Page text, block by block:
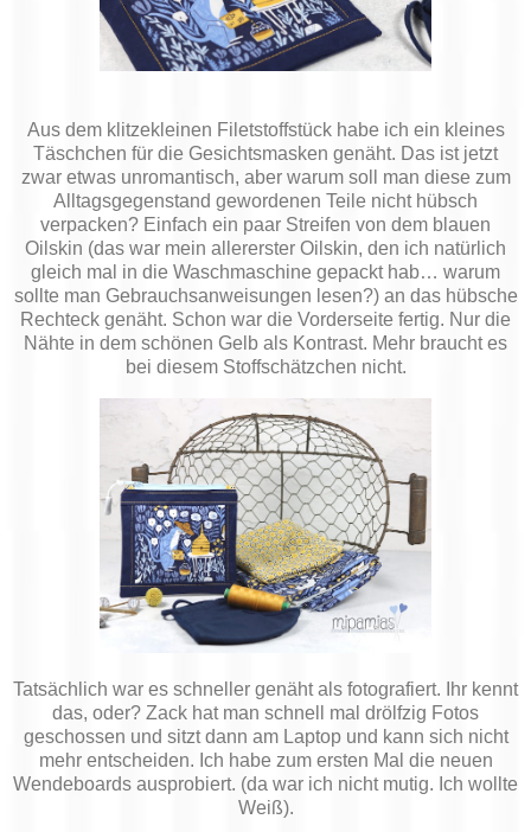
Aus dem klitzekleinen Filetstoffstück habe ich ein kleines
Täschchen für die Gesichtsmasken genäht. Das ist jetzt
zwar etwas unromantisch, aber warum soll man diese zum
Alltagsgegenstand gewordenen Teile nicht hübsch
verpacken? Einfach ein paar Streifen von dem blauen
Oilskin (das war mein allererster Oilskin, den ich natürlich
gleich mal in die Waschmaschine gepackt hab… warum
sollte man Gebrauchsanweisungen lesen?) an das hübsche
Rechteck genäht. Schon war die Vorderseite fertig. Nur die
Nähte in dem schönen Gelb als Kontrast. Mehr braucht es
bei diesem Stoffschätzchen nicht.
Tatsächlich war es schneller genäht als fotografiert. Ihr kennt
das, oder? Zack hat man schnell mal drölfzig Fotos
geschossen und sitzt dann am Laptop und kann sich nicht
mehr entscheiden. Ich habe zum ersten Mal die neuen
Wendeboards ausprobiert. (da war ich nicht mutig. Ich wollte
Weiß).